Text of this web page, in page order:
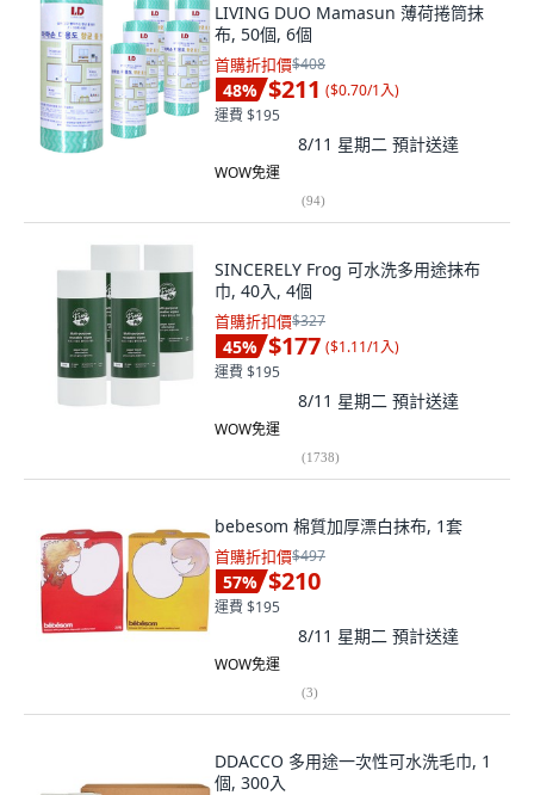
LIVING DUO Mamasun 薄荷捲筒抹
布, 50個, 6個
首購折扣價$408
48% $211 ($0.70/1入)
運費 $195
8/11 星期二 預計送達
WOW免運
(94)
SINCERELY Frog 可水洗多用途抹布
巾, 40入, 4個
首購折扣價$327
45% $177 ($1.11/1入)
運費 $195
8/11 星期二 預計送達
WOW免運
(1738)
bebesom 棉質加厚漂白抹布, 1套
首購折扣價$497
57% $210
運費 $195
8/11 星期二 預計送達
WOW免運
(3)
DDACCO 多用途一次性可水洗毛巾, 1
個, 300入